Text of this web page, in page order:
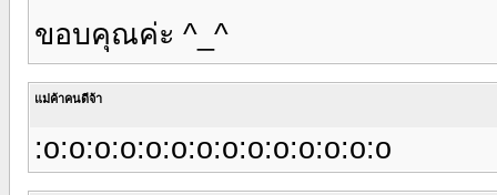
ขอบคุณค่ะ ^_^
แม่ค้าคนดีจ้า
:o:o:o:o:o:o:o:o:o:o:o:o:o:o